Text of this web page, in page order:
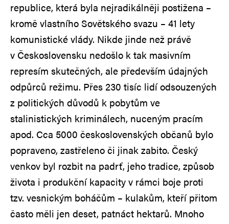
republice, která byla nejradikálněji postižena –
kromě vlastního Sovětského svazu – 41 lety
komunistické vlády. Nikde jinde než právě
v Československu nedošlo k tak masivním
represím skutečných, ale především údajných
odpůrců režimu. Přes 230 tisíc lidí odsouzených
z politických důvodů k pobytům ve
stalinistických kriminálech, nuceným pracím
apod. Cca 5000 československých občanů bylo
popraveno, zastřeleno či jinak zabito. Český
venkov byl rozbit na padrť, jeho tradice, způsob
života i produkční kapacity v rámci boje proti
tzv. vesnickým boháčům – kulakům, kteří přitom
často měli jen deset, patnáct hektarů. Mnoho